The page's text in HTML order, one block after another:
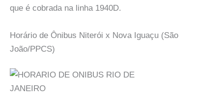
que é cobrada na linha 1940D.
Horário de Ônibus Niterói x Nova Iguaçu (São
João/PPCS)